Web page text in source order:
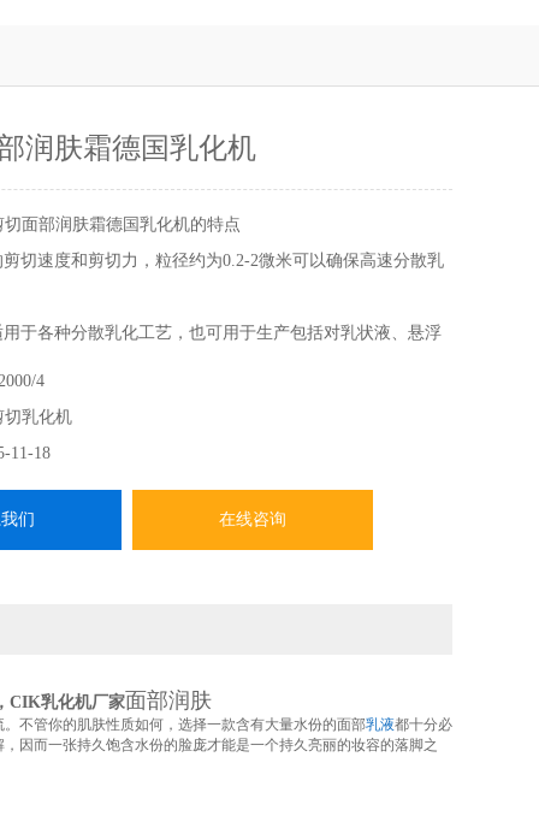
润肤霜德国乳化机
切面部润肤霜德国乳化机的特点
切速度和剪切力，粒径约为0.2-2微米可以确保高速分散乳
于各种分散乳化工艺，也可用于生产包括对乳状液、悬浮
合。
、转子系统所产生的剪切力使得溶质转移速度增加，从而
分子媒介的分解加速。
4
切乳化机
11-18
们 在线咨询
CIK乳化机厂家面部润肤
不管你的肌肤性质如何，选择一款含有大量水份的面部乳液都十分必
因而一张持久饱含水份的脸庞才能是一个持久亮丽的妆容的落脚之